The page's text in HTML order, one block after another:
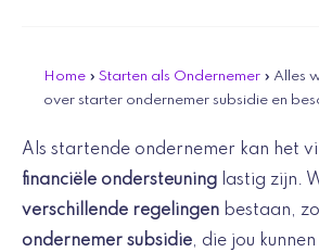
Home » Starten als Ondernemer » Alles
over starter ondernemer subsidie en
Als startende ondernemer kan het
financiële ondersteuning lastig zijn.
verschillende regelingen bestaan,
ondernemer subsidie, die jou